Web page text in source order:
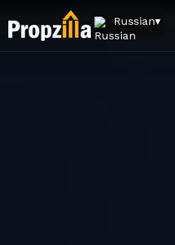
Russian